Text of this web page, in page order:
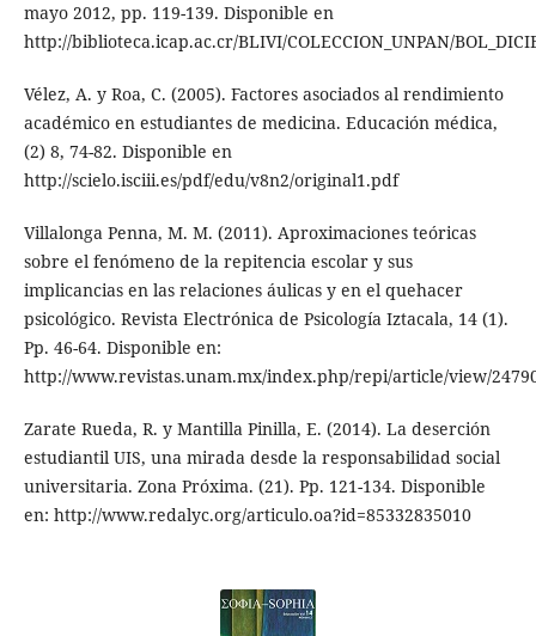
mayo 2012, pp. 119-139. Disponible en
http://biblioteca.icap.ac.cr/BLIVI/COLECCION_UNPAN/
Vélez, A. y Roa, C. (2005). Factores asociados al rendimiento
académico en estudiantes de medicina. Educación médica,
(2) 8, 74-82. Disponible en
http://scielo.isciii.es/pdf/edu/v8n2/original1.pdf
Villalonga Penna, M. M. (2011). Aproximaciones teóricas
sobre el fenómeno de la repitencia escolar y sus
implicancias en las relaciones áulicas y en el quehacer
psicológico. Revista Electrónica de Psicología Iztacala, 14 (1).
Pp. 46-64. Disponible en:
http://www.revistas.unam.mx/index.php/repi/article/view/
Zarate Rueda, R. y Mantilla Pinilla, E. (2014). La deserción
estudiantil UIS, una mirada desde la responsabilidad social
universitaria. Zona Próxima. (21). Pp. 121-134. Disponible
en: http://www.redalyc.org/articulo.oa?id=85332835010